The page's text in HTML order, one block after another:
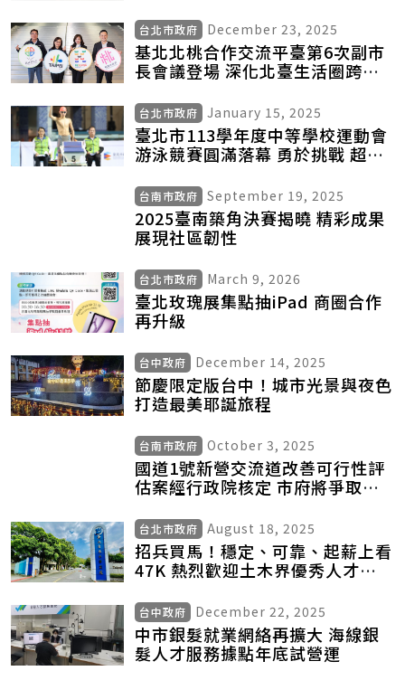
台北市政府 December 23, 2025
基北北桃合作交流平臺第6次副市
長會議登場 深化北臺生活圈跨市
台北市政府 January 15, 2025
臺北市113學年度中等學校運動會
游泳競賽圓滿落幕 勇於挑戰 超越
事為歷年之冠
台南市政府 September 19, 2025
2025臺南築角決賽揭曉 精彩成果
展現社區韌性
台北市政府 March 9, 2026
臺北玫瑰展集點抽iPad 商圈合作
再升級
台中政府 December 14, 2025
節慶限定版台中！城市光景與夜色
打造最美耶誕旅程
台南市政府 October 3, 2025
國道1號新營交流道改善可行性評
估案經行政院核定 市府將爭取最
台北市政府 August 18, 2025
招兵買馬！穩定、可靠、起薪上看
47K 熱烈歡迎土木界優秀人才加
台中政府 December 22, 2025
中市銀髮就業網絡再擴大 海線銀
髮人才服務據點年底試營運